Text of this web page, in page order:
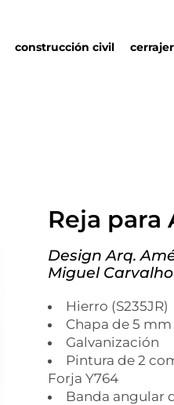
construcción civil
Reja para
Design Arq.
Miguel Carvalho
Hierro (S235JR)
Chapa de 5
Galvanización
Pintura de 2
Forja Y764
Banda angular